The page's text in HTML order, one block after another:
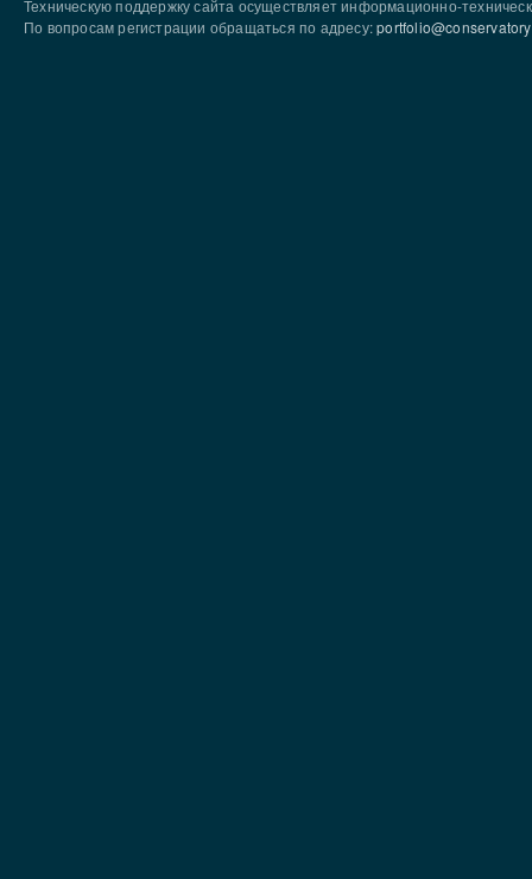
Техническую поддержку сайта осуществляет информационно-
По вопросам регистрации обращаться по адресу: